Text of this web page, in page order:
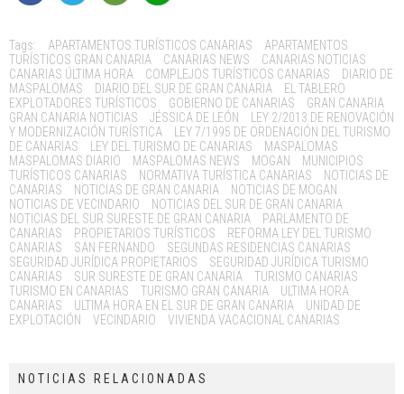
Tags: APARTAMENTOS TURÍSTICOS CANARIAS
APARTAMENTOS
TURÍSTICOS GRAN CANARIA
CANARIAS NEWS
CANARIAS NOTICIAS
CANARIAS ÚLTIMA HORA
COMPLEJOS TURÍSTICOS CANARIAS
DIARIO DE
MASPALOMAS
DIARIO DEL SUR DE GRAN CANARIA
EL TABLERO
EXPLOTADORES TURÍSTICOS
GOBIERNO DE CANARIAS
GRAN CANARIA
GRAN CANARIA NOTICIAS
JÉSSICA DE LEÓN
LEY 2/2013 DE RENOVACIÓN
Y MODERNIZACIÓN TURÍSTICA
LEY 7/1995 DE ORDENACIÓN DEL TURISMO
DE CANARIAS
LEY DEL TURISMO DE CANARIAS
MASPALOMAS
MASPALOMAS DIARIO
MASPALOMAS NEWS MOGAN
MUNICIPIOS
TURÍSTICOS CANARIAS
NORMATIVA TURÍSTICA CANARIAS
NOTICIAS DE
CANARIAS
NOTICIAS DE GRAN CANARIA
NOTICIAS DE MOGAN
NOTICIAS DE VECINDARIO
NOTICIAS DEL SUR DE GRAN CANARIA
NOTICIAS DEL SUR SURESTE DE GRAN CANARIA
PARLAMENTO DE
CANARIAS
PROPIETARIOS TURÍSTICOS
REFORMA LEY DEL TURISMO
CANARIAS
SAN FERNANDO
SEGUNDAS RESIDENCIAS CANARIAS
SEGURIDAD JURÍDICA PROPIETARIOS
SEGURIDAD JURÍDICA TURISMO
CANARIAS
SUR SURESTE DE GRAN CANARIA
TURISMO CANARIAS
TURISMO EN CANARIAS
TURISMO GRAN CANARIA
ULTIMA HORA
CANARIAS
ULTIMA HORA EN EL SUR DE GRAN CANARIA
UNIDAD DE
EXPLOTACIÓN
VECINDARIO VIVIENDA VACACIONAL CANARIAS
NOTICIAS RELACIONADAS